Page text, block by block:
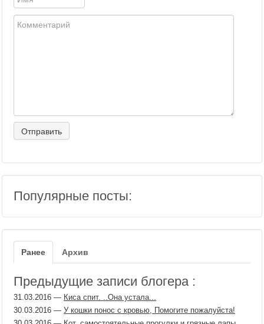
Популярные посты:
Ранее Архив
Предыдущие записи блогера :
31.03.2016 — Киса спит. ..Она устала...
30.03.2016 — У кошки понос с кровью, Помогите пожалуйста!